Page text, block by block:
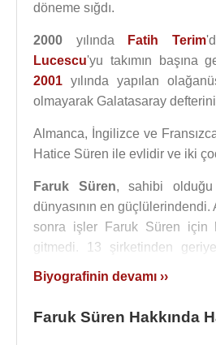
döneme sığdı.
2000 yılında Fatih Terim
Lucescu'yu takımın başına
2001 yılında yapılan
olmayarak Galatasaray defterini
Almanca, İngilizce ve
Hatice Süren ile evlidir ve iki
Faruk Süren, sahibi
dünyasının en güçlülerindendi.
sonra işler Faruk Süren için
gitmedi. 13 şirketinden
ihracat iddiaları ile suçlandı.
Faruk Süren, halen aile
Biyografinin devamı ››
Faruk Süren Hakkında